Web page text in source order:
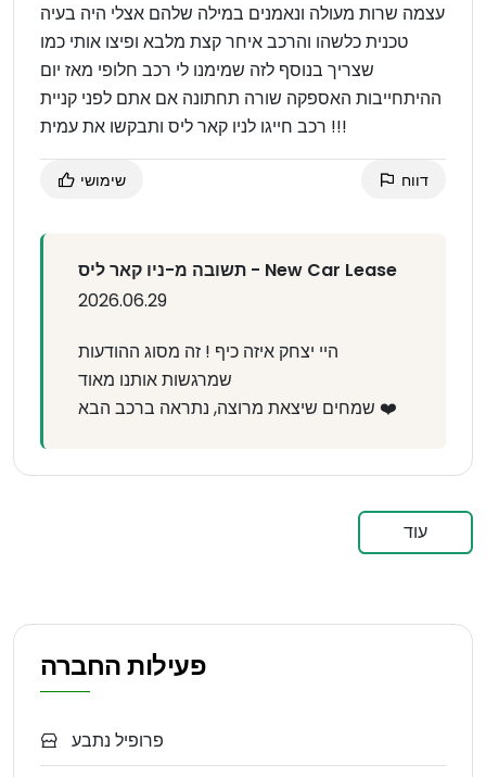
עצמה שרות מעולה ונאמנים במילה שלהם אצלי היה בעיה
טכנית כלשהו והרכב איחר קצת מלבא ופיצו אותי כמו
שצריך בנוסף לזה שמימנו לי רכב חלופי מאז יום
ההיתחייבות האספקה שורה תחתונה אם אתם לפני קניית
רכב חייגו לניו קאר ליס ותבקשו את עמית !!!
שימושי דווח
תשובה מ-ניו קאר ליס - New Car Lease
2026.06.29
היי יצחק איזה כיף ! זה מסוג ההודעות
שמרגשות אותנו מאוד
שמחים שיצאת מרוצה, נתראה ברכב הבא ❤️
עוד
פעילות החברה
פרופיל נתבע